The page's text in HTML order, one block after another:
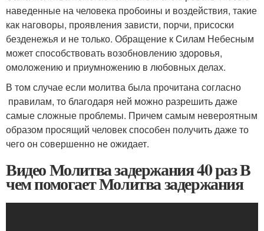
наведенные на человека пробоины и воздействия, такие
как наговоры, проявления зависти, порчи, присоски
безденежья и не только. Обращение к Силам Небесным
может способствовать возобновлению здоровья,
омоложению и приумножению в любовных делах.
В том случае если молитва была прочитана согласно
правилам, то благодаря ней можно разрешить даже
самые сложные проблемы. Причем самым невероятным
образом просящий человек способен получить даже то
чего он совершенно не ожидает.
Видео Молитва задержания 40 раз В
чем помогает Молитва задержания